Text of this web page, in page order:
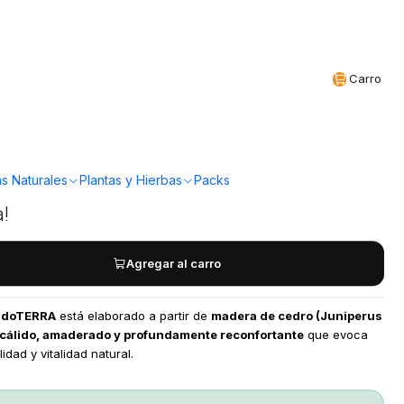
Carro
Naturales Plantas y Hierbas Packs
15ml
Agregar al carro
está elaborado a partir de madera de cedro (Juniperus
amaderado y profundamente reconfortanteque evoca
y vitalidad natural.